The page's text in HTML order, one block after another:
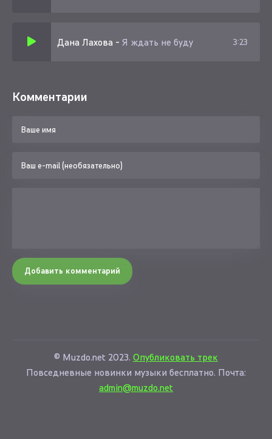
Дана Лахова - Я ждать не буду 3:23
Комментарии
Добавить комментарий
© Muzdo.net 2023. Опубликовать трек
Повседневные новинки музыки бесплатно. Почта:
admin@muzdo.net